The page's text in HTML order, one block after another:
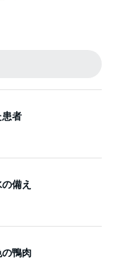
患者
備え
鴨肉